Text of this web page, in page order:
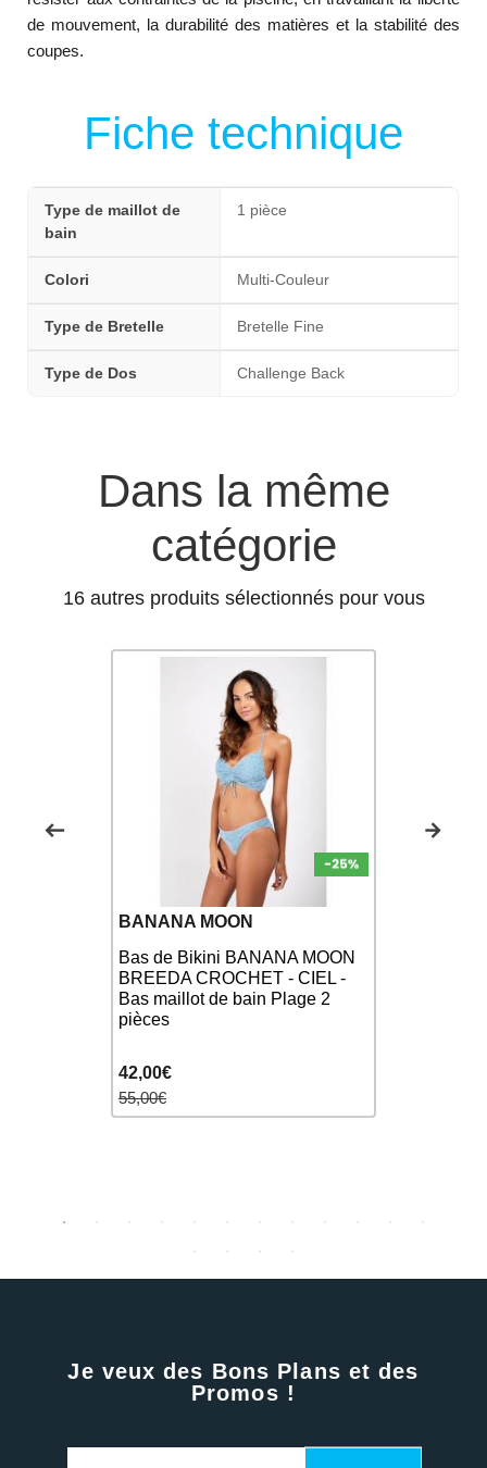
de mouvement, la durabilité des matières et la stabilité des
coupes.
Fiche technique
Type de maillot de
bain
1 pièce
Colori Multi-Couleur
Type de Bretelle Bretelle Fine
Type de Dos Challenge Back
Dans la même
catégorie
16 autres produits sélectionnés pour vous
BANANA MOON
Bas de Bikini BANANA MOON
BREEDA CROCHET - CIEL -
Bas maillot de bain Plage 2
pièces
42,00€
55,00€
Je veux des Bons Plans et des
Promos !